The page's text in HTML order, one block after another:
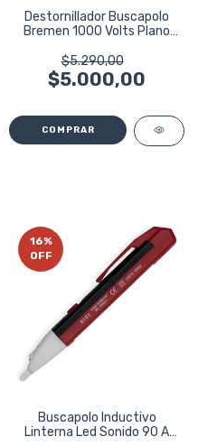
Destornillador Buscapolo
Bremen 1000 Volts Plano
$5.290,00
$5.000,00
16%
OFF
Buscapolo Inductivo
Linterna Led Sonido 90 A